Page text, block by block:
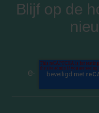
Blijf op de